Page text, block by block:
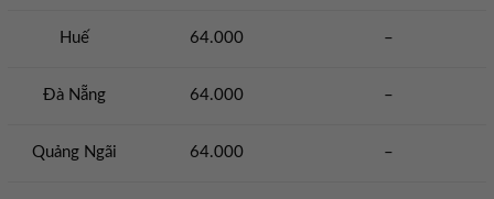
Huế 64.000 –
Đà Nẵng 64.000 –
Quảng Ngãi 64.000 –